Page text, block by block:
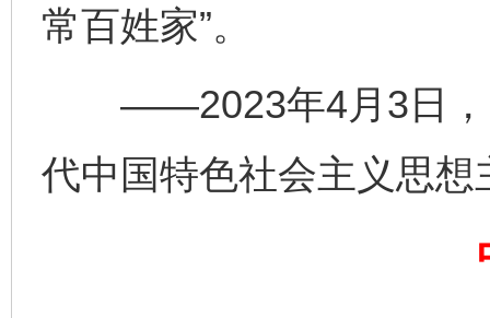
常百姓家”。
——2023年4月3日，
代中国特色社会主义思